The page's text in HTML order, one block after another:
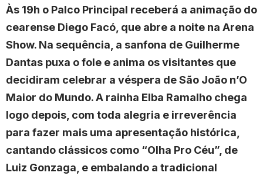
Às 19h o Palco Principal receberá a animação do
cearense Diego Facó, que abre a noite na Arena
Show. Na sequência, a sanfona de Guilherme
Dantas puxa o fole e anima os visitantes que
decidiram celebrar a véspera de São João n’O
Maior do Mundo. A rainha Elba Ramalho chega
logo depois, com toda alegria e irreverência
para fazer mais uma apresentação histórica,
cantando clássicos como “Olha Pro Céu”, de
Luiz Gonzaga, e embalando a tradicional